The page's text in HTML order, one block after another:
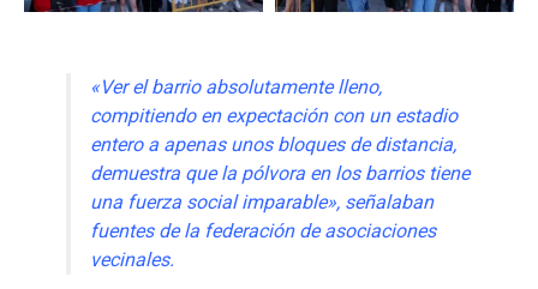
«Ver el barrio absolutamente lleno,
compitiendo en expectación con un estadio
entero a apenas unos bloques de distancia,
demuestra que la pólvora en los barrios tiene
una fuerza social imparable», señalaban
fuentes de la federación de asociaciones
vecinales.